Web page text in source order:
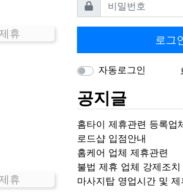
휴
휴
로그
자동로그인
공지글
홈타이 제휴관련 등록업
로드샵 입점안내
홈케어 업체 제휴관련
불법 제휴 업체 강제조치